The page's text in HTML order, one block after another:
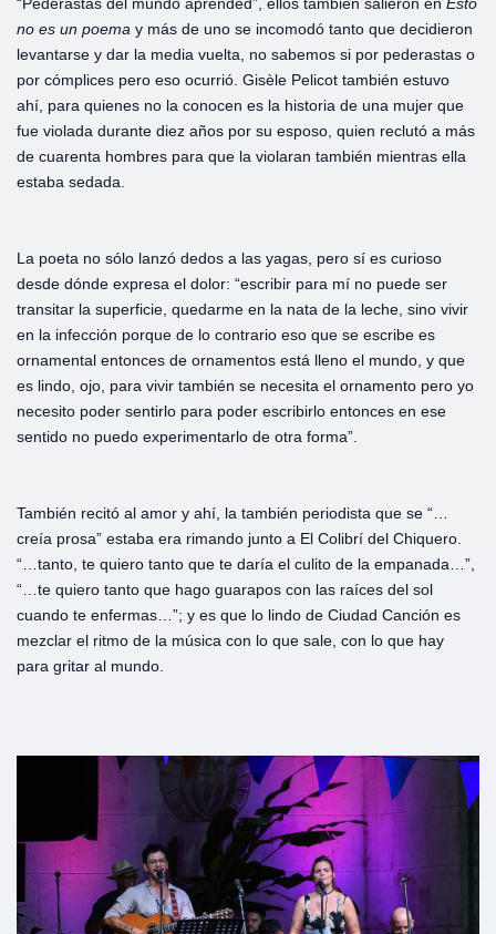
no es un poema y más de uno se incomodó tanto que decidieron
levantarse y dar la media vuelta, no sabemos si por pederastas o
por cómplices pero eso ocurrió. Gisèle Pelicot también estuvo
ahí, para quienes no la conocen es la historia de una mujer que
fue violada durante diez años por su esposo, quien reclutó a más
de cuarenta hombres para que la violaran también mientras ella
estaba sedada.
La poeta no sólo lanzó dedos a las yagas, pero sí es curioso
desde dónde expresa el dolor: “escribir para mí no puede ser
transitar la superficie, quedarme en la nata de la leche, sino vivir
en la infección porque de lo contrario eso que se escribe es
ornamental entonces de ornamentos está lleno el mundo, y que
es lindo, ojo, para vivir también se necesita el ornamento pero yo
necesito poder sentirlo para poder escribirlo entonces en ese
sentido no puedo experimentarlo de otra forma”.
También recitó al amor y ahí, la también periodista que se “…
creía prosa” estaba era rimando junto a El Colibrí del Chiquero.
“…tanto, te quiero tanto que te daría el culito de la empanada…”,
“…te quiero tanto que hago guarapos con las raíces del sol
cuando te enfermas…”; y es que lo lindo de Ciudad Canción es
mezclar el ritmo de la música con lo que sale, con lo que hay
para gritar al mundo.